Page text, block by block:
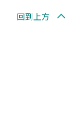
回到上方